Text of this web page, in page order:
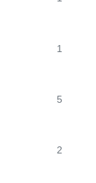
1
5
2